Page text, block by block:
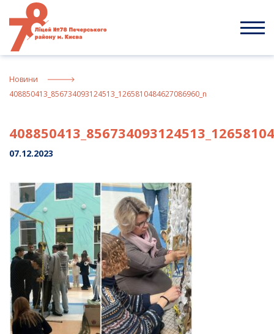
content
Новини
408850413_856734093124513_1265810484627086960_n
07.12.2023